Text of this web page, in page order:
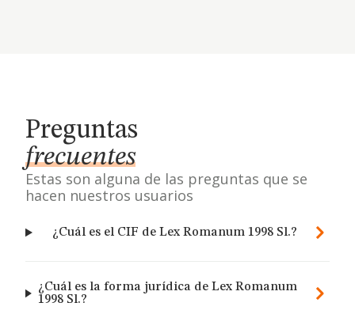
Preguntas
frecuentes
Estas son alguna de las preguntas que se
hacen nuestros usuarios
¿Cuál es el CIF de Lex Romanum 1998 Sl.?
¿Cuál es la forma jurídica de Lex Romanum
1998 Sl.?